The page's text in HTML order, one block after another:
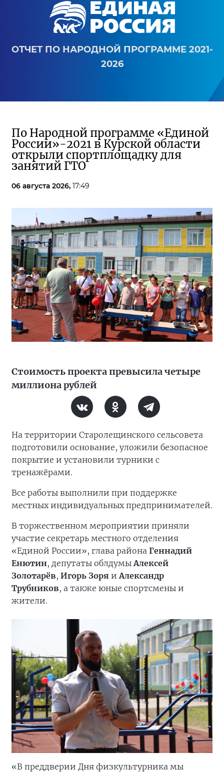
ОТЧЕТ ПО НАРОДНОЙ ПРОГРАММЕ 2021-
2026
По Народной программе «Единой
России»-2021 в Курской области
открыли спортплощадку для
занятий ГТО
06 августа 2026, 17:49
Стоимость проекта превысила четыре
миллиона рублей
На территории Старолещинского сельсовета
подготовили основание, уложили безопасное
покрытие и установили турники с
тренажёрами.
Все работы выполнили при поддержке
местных индивидуальных предпринимателей.
В торжественном мероприятии приняли
участие секретарь местного отделения
«Единой России», глава района Геннадий
Енютин, депутаты облдумы Алексей
Золотарёв, Игорь Зоря и Александр
Трубников, а также юные спортсмены и
жители.
«В преддверии Дня физкультурника мы